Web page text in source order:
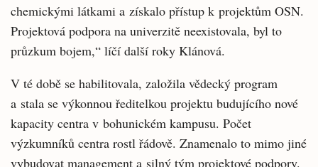
chemickými látkami a získalo přístup k projektům OSN.
Projektová podpora na univerzitě neexistovala, byl to
průzkum bojem,“ líčí další roky Klánová.
V té době se habilitovala, založila vědecký program
a stala se výkonnou ředitelkou projektu budujícího nové
kapacity centra v bohunickém kampusu. Počet
výzkumníků centra rostl řádově. Znamenalo to mimo jiné
vybudovat management a silný tým projektové podpory.